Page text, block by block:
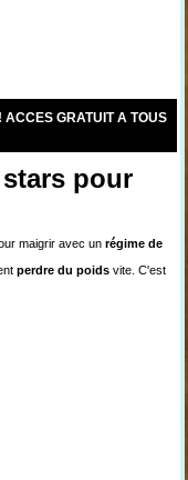
ACCES GRATUIT A TOUS
pour
maigrir avec unrégime de
perdre du poidsvite. C'est